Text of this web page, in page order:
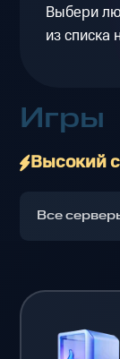
Выбери
из списка
Игры
Высокий
Все